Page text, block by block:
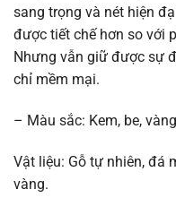
sang trọng và nét hiện
được tiết chế hơn so với
Nhưng vẫn giữ được sự
chỉ mềm mại.
– Màu sắc: Kem, be,
Vật liệu: Gỗ tự nhiên, đá
vàng.